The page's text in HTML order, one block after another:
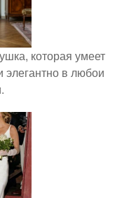
которая умеет
элегантно в любои